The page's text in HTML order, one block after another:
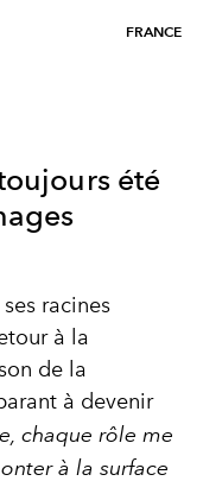
FRANCE
été
ses racines
à la
de la
à devenir
chaque rôle me
à la surface